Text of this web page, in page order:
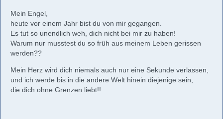
Mein Engel,
heute vor einem Jahr bist du von mir gegangen.
Es tut so unendlich weh, dich nicht bei mir zu haben!
Warum nur musstest du so früh aus meinem Leben gerissen
werden??
Mein Herz wird dich niemals auch nur eine Sekunde verlassen,
und ich werde bis in die andere Welt hinein diejenige sein,
die dich ohne Grenzen liebt!!